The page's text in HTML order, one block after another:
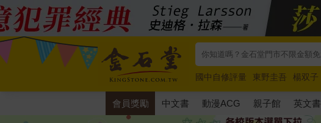
國中自修評量 東野圭吾 楊双子
唯紅花綻放
奧德賽 路邊攤新作
會員獎勵 中文書 動漫ACG 親子館 英文書